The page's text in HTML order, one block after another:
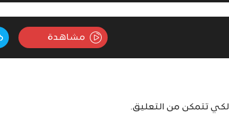
مشاهدة
لكي تتمكن من التعليق.